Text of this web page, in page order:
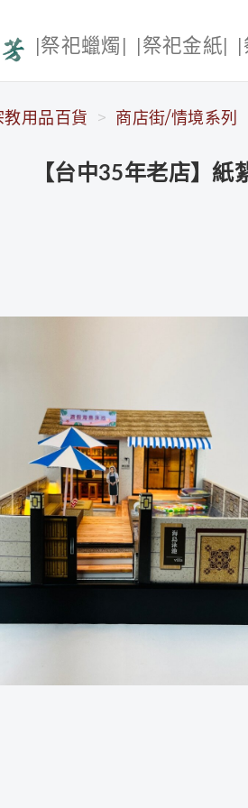
品百貨
|祭祀蠟燭| |祭祀金紙|
教用品百貨 商店街/情境系列
【台中35年老店】